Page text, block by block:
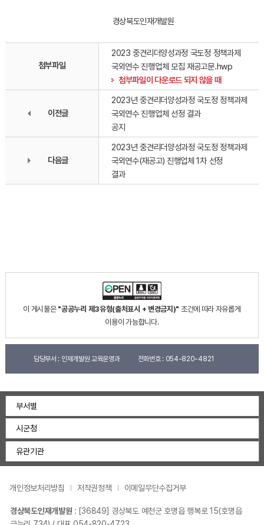
경상북도인재개발원
첨부파일
2023 중견리더양성과정 국도정 정책과제
국외연수 진행업체 모집 재공고문.hwp
첨부파일이 다운로드 되지 않을 때
이전글
2023년 중견리더양성과정 국도정 정책과제
국외연수 진행업체 선정 결과
공지
다음글
2023년 중견리더양성과정 국도정 정책과제
국외연수(재공고) 진행업체 1차 선정
결과
이 게시물은 "공공누리 제3유형(출처표시 + 변경금지)" 조건에 따라 자유롭게
이용이 가능합니다.
담당부서 : 인재개발원 교육운영과 전화번호 : 054-820-4821
부서별
시군청
유관기관
개인정보처리방침 저작권정책 이메일무단수집거부
경상북도인재개발원 : [36849] 경상북도 예천군 호명읍 행복로 15(호명읍